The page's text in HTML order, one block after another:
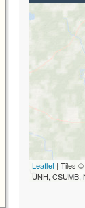
Leaflet | Tiles
UNH, CSUMB,